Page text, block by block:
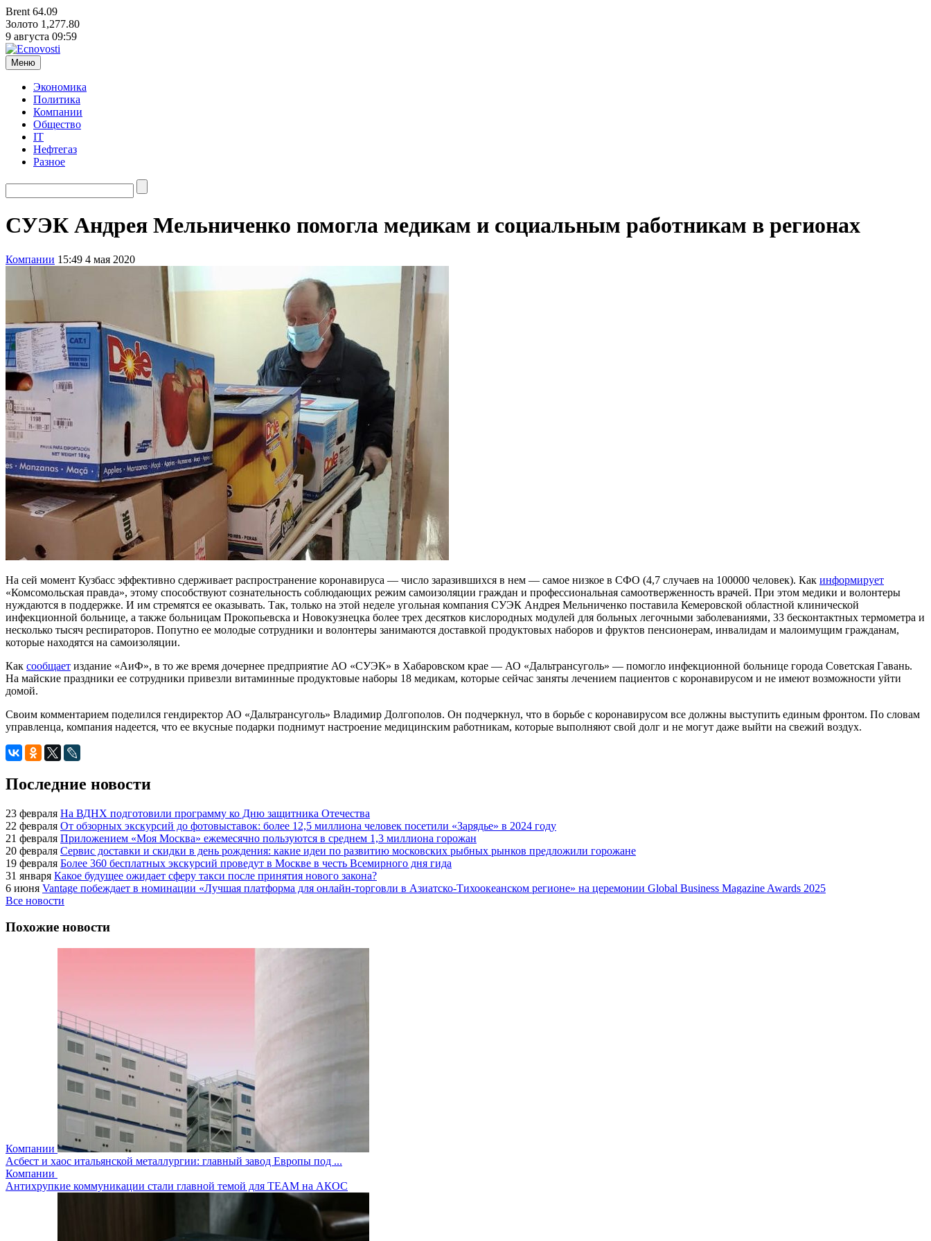
Brent 64.09
Золото 1,277.80
9 августа 09:59
Меню
Экономика
Политика
Компании
Общество
IT
Нефтегаз
Разное
СУЭК Андрея Мельниченко помогла медикам и социальным работникам в регионах
Компании 15:49 4 мая 2020
На сей момент Кузбасс эффективно сдерживает распространение коронавируса — число заразившихся в нем — самое низкое в СФО (4,7 случаев на 100000 человек). Как информирует
«Комсомольская правда», этому способствуют сознательность соблюдающих режим самоизоляции граждан и профессиональная самоотверженность врачей. При этом медики и волонтеры
нуждаются в поддержке. И им стремятся ее оказывать. Так, только на этой неделе угольная компания СУЭК Андрея Мельниченко поставила Кемеровской областной клинической
инфекционной больнице, а также больницам Прокопьевска и Новокузнецка более трех десятков кислородных модулей для больных легочными заболеваниями, 33 бесконтактных термометра и
несколько тысяч респираторов. Попутно ее молодые сотрудники и волонтеры занимаются доставкой продуктовых наборов и фруктов пенсионерам, инвалидам и малоимущим гражданам,
которые находятся на самоизоляции.
Как сообщает издание «АиФ», в то же время дочернее предприятие АО «СУЭК» в Хабаровском крае — АО «Дальтрансуголь» — помогло инфекционной больнице города Советская Гавань.
На майские праздники ее сотрудники привезли витаминные продуктовые наборы 18 медикам, которые сейчас заняты лечением пациентов с коронавирусом и не имеют возможности уйти
домой.
Своим комментарием поделился гендиректор АО «Дальтрансуголь» Владимир Долгополов. Он подчеркнул, что в борьбе с коронавирусом все должны выступить единым фронтом. По словам
управленца, компания надеется, что ее вкусные подарки поднимут настроение медицинским работникам, которые выполняют свой долг и не могут даже выйти на свежий воздух.
Последние новости
23 февраля На ВДНХ подготовили программу ко Дню защитника Отечества
22 февраля От обзорных экскурсий до фотовыставок: более 12,5 миллиона человек посетили «Зарядье» в 2024 году
21 февраля Приложением «Моя Москва» ежемесячно пользуются в среднем 1,3 миллиона горожан
20 февраля Сервис доставки и скидки в день рождения: какие идеи по развитию московских рыбных рынков предложили горожане
19 февраля Более 360 бесплатных экскурсий проведут в Москве в честь Всемирного дня гида
31 января Какое будущее ожидает сферу такси после принятия нового закона?
6 июня Vantage побеждает в номинации «Лучшая платформа для онлайн-торговли в Азиатско-Тихоокеанском регионе» на церемонии Global Business Magazine Awards 2025
Все новости
Похожие новости
Компании
Асбест и хаос итальянской металлургии: главный завод Европы под ...
Компании
Антихрупкие коммуникации стали главной темой для TEAM на АКОС